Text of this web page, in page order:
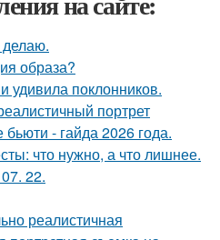
образа?
удивила поклонников.
портрет
- гайда 2026 года.
что нужно, а что лишнее.
22.
реалистичная